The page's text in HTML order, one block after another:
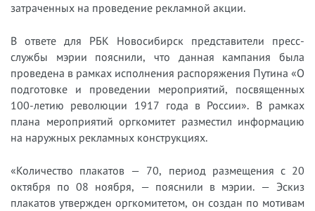
затраченных на проведение рекламной акции.
В ответе для РБК Новосибирск представители пресс-
службы мэрии пояснили, что данная кампания была
проведена в рамках исполнения распоряжения Путина «О
подготовке и проведении мероприятий, посвященных
100-летию революции 1917 года в России». В рамках
плана мероприятий оргкомитет разместил информацию
на наружных рекламных конструкциях.
«Количество плакатов — 70, период размещения с 20
октября по 08 ноября, — пояснили в мэрии. — Эскиз
плакатов утвержден оргкомитетом, он создан по мотивам